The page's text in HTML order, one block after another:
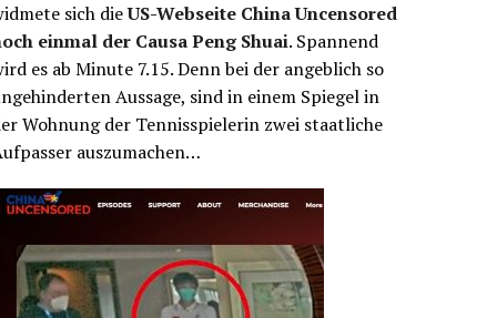
sich dieUS-Webseite China Uncensored
einmal der Causa Peng Shuai. Spannend
es ab Minute 7.15. Denn bei der angeblich so
Aussage, sind in einem Spiegel in
Wohnung der Tennisspielerin zwei staatliche
auszumachen…